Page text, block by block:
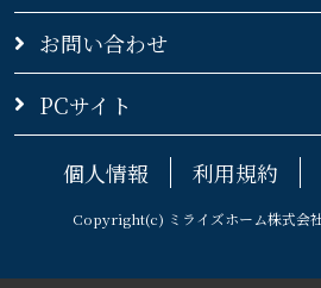
お問い合わせ
PCサイト
個人情報 利用規約
Copyright(c) ミライズホーム株式会